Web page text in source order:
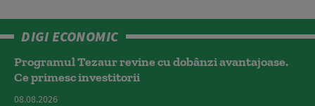
DIGI ECONOMIC
Programul Tezaur revine cu dobânzi avantajoase.
Ce primesc investitorii
08.08.2026